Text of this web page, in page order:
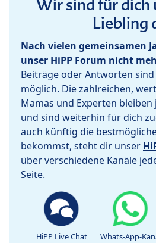
Wir sind für dich
Liebling
Nach vielen gemeinsamen
unser HiPP Forum nicht
Beiträge oder Antworten
möglich. Die zahlreichen,
Mamas und Experten
und sind weiterhin für dich
auch künftig die
bekommst, steht dir unser
über verschiedene Kanäle
Seite.
HiPP Live Chat Whats-App-